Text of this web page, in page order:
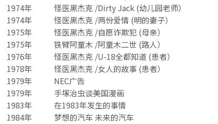
1974年
怪医黑杰克 /Dirty Jack (幼儿园老师）
1974年
怪医黑杰克 /两份爱情 (明的妻子）
1975年
怪医黑杰克 /自愿诈欺犯 (母亲）
1975年
铁臂阿童木 /阿童木二世 (路人）
1976年
怪医黑杰克 /U-18全都知道 (患者）
1978年
怪医黑杰克 /女人的故事 (患者）
1979年
NEC广告
1979年
手塚治虫谈美国漫画
1983年
在1983年发生的事情
1984年
梦想的汽车 未来的汽车